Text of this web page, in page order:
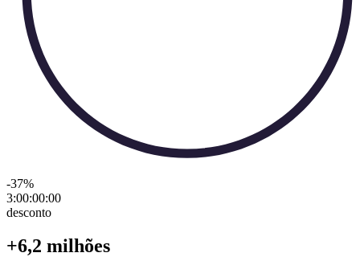
-37%
3:00:00:00
desconto
+6,2 milhões